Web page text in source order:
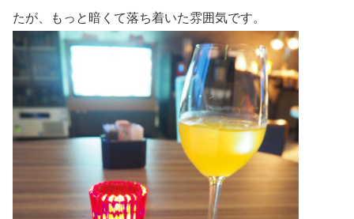
たが、もっと暗くて落ち着いた雰囲気です。